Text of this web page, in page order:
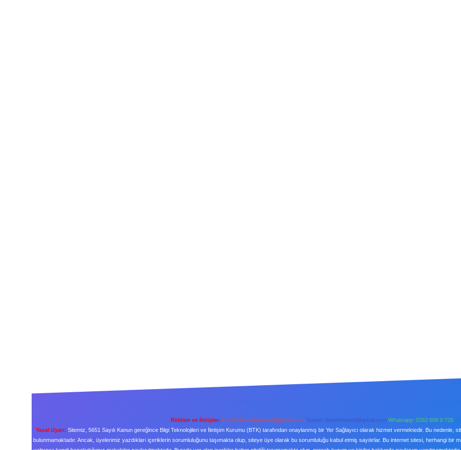
Reklam ve İletişim: E-mail: backlinkpaneli@gmail.com Teams: forumhizmeti@gmail.com Whatsapp: 0262 606 0 726
Yasal Uyarı: Sitemiz, 5651 Sayılı Kanun gereğince Bilgi Teknolojileri ve İletişim Kurumu (BTK) tarafından onaylanmış bir Yer Sağlayıcı olarak hizmet vermektedir. Bu
bulunmamaktadır. Ancak, üyelerimiz yazdıkları içeriklerin sorumluluğunu taşımakta olup, siteye üye olarak bu sorumluluğu kabul etmiş sayılırlar. Bu internet sitesi, herhangi bir